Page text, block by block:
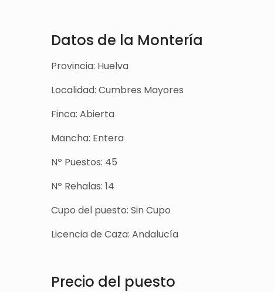
Datos de la Montería
Provincia: Huelva
Localidad: Cumbres Mayores
Finca: Abierta
Mancha: Entera
Nº Puestos: 45
Nº Rehalas: 14
Cupo del puesto: Sin Cupo
Licencia de Caza: Andalucía
Precio del puesto